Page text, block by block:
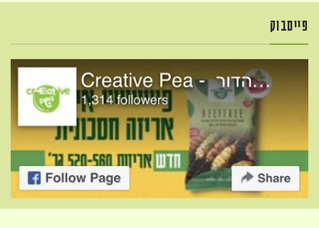
פייסבוק